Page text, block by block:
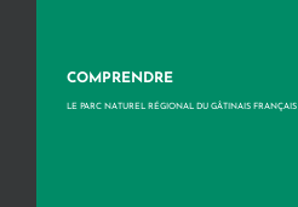
COMPRENDRE
LE PARC NATUREL RÉGIONAL DU GÂTINAIS FRANÇAIS